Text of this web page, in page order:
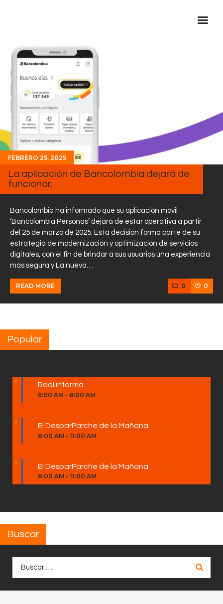
Inicio Real FM
Streaming
En Vivo
Descarga La APP
Programas
Noticias
Equipo
Sobre Nosotros
Contactos
FEBRERO 25, 2025
La aplicación de Bancolombia dejará de
funcionar.
Bancolombia ha informado que su aplicación móvil
‘Bancolombia Personas’ dejará de estar operativa a partir
del 25 de marzo de 2025. Esta decisión forma parte de su
estrategia de modernización y optimización de servicios
digitales, con el fin de brindar a sus usuarios una experiencia
más segura y La nueva…
READ MORE 0 0
Popular
Real informa
6:00 AM - 8:00 AM
El DesparParche de la Mañana
8:00 AM - 11:00 AM
El DesparParche de la Mañana
8:00 AM - 11:00 AM
Buscar